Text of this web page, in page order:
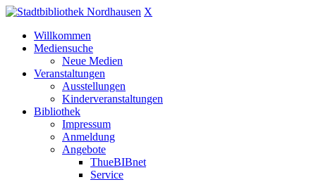
X
Willkommen
Mediensuche
Neue Medien
Veranstaltungen
Ausstellungen
Kinderveranstaltungen
Bibliothek
Impressum
Anmeldung
Angebote
ThueBIBnet
Service